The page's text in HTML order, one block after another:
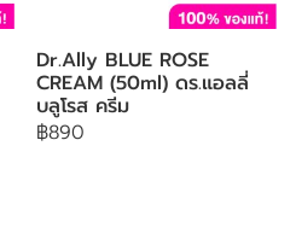
Dr.Ally BLUE ROSE
CREAM (50ml) ดร.แอลลี่
บลูโรส ครีม
฿890